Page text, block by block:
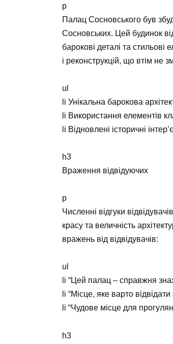
p
Палац Сосновського був
Сосновських. Цей будинок
барокові деталі та стильові
і реконструкцій, що втім не
ul
li Унікальна барокова
li Використання елементів
li Відновлені історичні
h3
Враження відвідуючих
p
Численні відгуки
красу та величність
вражень від відвідувачів:
ul
li “Цей палац – справжня
li “Місце, яке варто
li “Чудове місце для
h3